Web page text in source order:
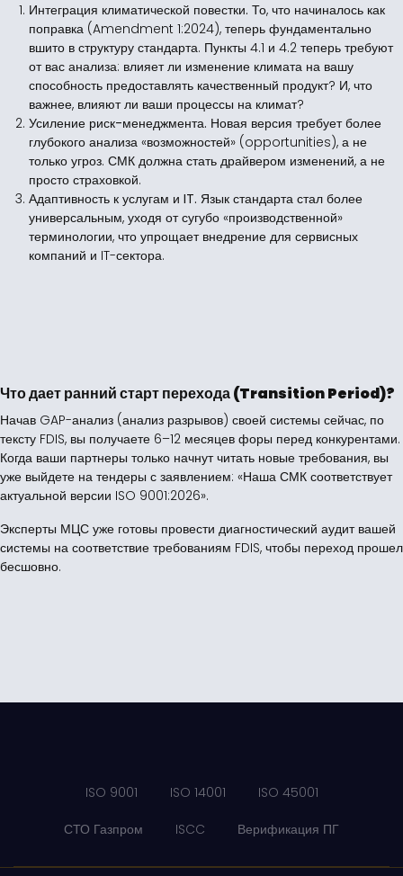
Интеграция климатической повестки. То, что начиналось как
поправка (Amendment 1:2024), теперь фундаментально
вшито в структуру стандарта. Пункты 4.1 и 4.2 теперь требуют
от вас анализа: влияет ли изменение климата на вашу
способность предоставлять качественный продукт? И, что
важнее, влияют ли ваши процессы на климат?
Усиление риск-менеджмента. Новая версия требует более
глубокого анализа «возможностей» (opportunities), а не
только угроз. СМК должна стать драйвером изменений, а не
просто страховкой.
Адаптивность к услугам и IT. Язык стандарта стал более
универсальным, уходя от сугубо «производственной»
терминологии, что упрощает внедрение для сервисных
компаний и IT-сектора.
Что дает ранний старт перехода (Transition Period)?
Начав GAP-анализ (анализ разрывов) своей системы сейчас, по
тексту FDIS, вы получаете 6–12 месяцев форы перед конкурентами.
Когда ваши партнеры только начнут читать новые требования, вы
уже выйдете на тендеры с заявлением: «Наша СМК соответствует
актуальной версии ISO 9001:2026».
Эксперты МЦС уже готовы провести диагностический аудит вашей
системы на соответствие требованиям FDIS, чтобы переход прошел
бесшовно.
ISO 9001 ISO 14001 ISO 45001
СТО Газпром ISCC Верификация ПГ